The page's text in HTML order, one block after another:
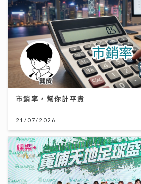
市銷率，幫你計平貴
21/07/2026